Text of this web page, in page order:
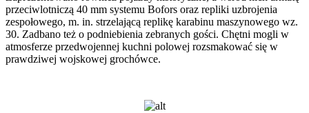
przeciwlotniczą 40 mm systemu Bofors oraz repliki uzbrojenia
zespołowego, m. in. strzelającą replikę karabinu maszynowego wz.
30. Zadbano też o podniebienia zebranych gości. Chętni mogli w
atmosferze przedwojennej kuchni polowej rozsmakować się w
prawdziwej wojskowej grochówce.